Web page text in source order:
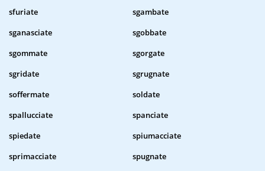
sfuriate
sgambate
sganasciate
sgobbate
sgommate
sgorgate
sgridate
sgrugnate
soffermate
soldate
spallucciate
spanciate
spiedate
spiumacciate
sprimacciate
spugnate